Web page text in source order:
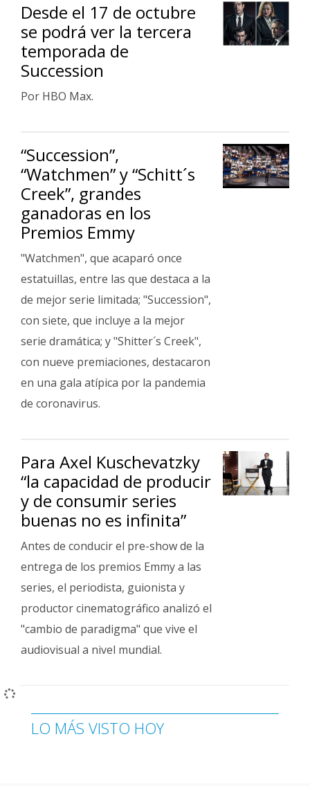
Desde el 17 de octubre
se podrá ver la tercera
temporada de
Succession
Por HBO Max.
“Succession”,
“Watchmen” y “Schitt´s
Creek”, grandes
ganadoras en los
Premios Emmy
"Watchmen", que acaparó once
estatuillas, entre las que destaca a la
de mejor serie limitada; "Succession",
con siete, que incluye a la mejor
serie dramática; y "Shitter´s Creek",
con nueve premiaciones, destacaron
en una gala atípica por la pandemia
de coronavirus.
Para Axel Kuschevatzky
“la capacidad de producir
y de consumir series
buenas no es infinita”
Antes de conducir el pre-show de la
entrega de los premios Emmy a las
series, el periodista, guionista y
productor cinematográfico analizó el
"cambio de paradigma" que vive el
audiovisual a nivel mundial.
LO MÁS VISTO HOY